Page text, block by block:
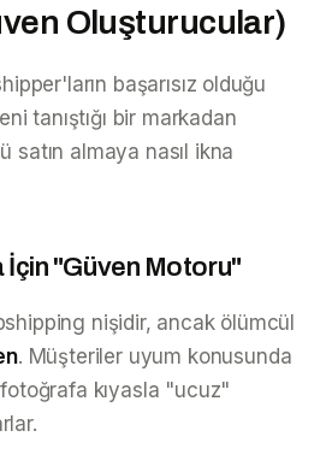
Oluşturucular)
başarısız olduğu
tanıştığı bir markadan
satın almaya nasıl ikna
İçin "Güven Motoru"
nişidir, ancak ölümcül
. Müşteriler uyum konusunda
kıyasla "ucuz"